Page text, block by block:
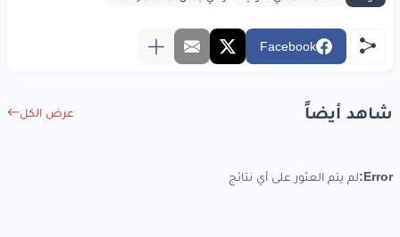
Facebook
شاهد أيضاً عرض الكل
Error: لم يتم العثور على أي نتائج